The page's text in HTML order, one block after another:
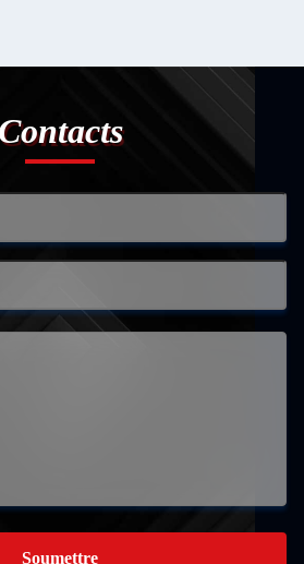
Contacts
Soumettre